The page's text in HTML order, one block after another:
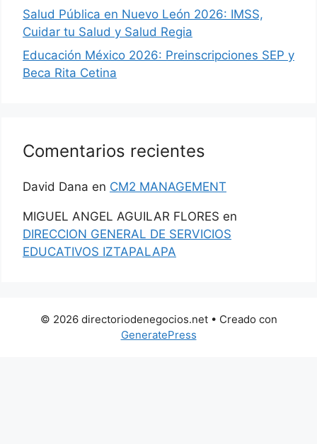
Salud Pública en Nuevo León 2026: IMSS,
Cuidar tu Salud y Salud Regia
Educación México 2026: Preinscripciones SEP y
Beca Rita Cetina
Comentarios recientes
David Dana en CM2 MANAGEMENT
MIGUEL ANGEL AGUILAR FLORES en
DIRECCION GENERAL DE SERVICIOS
EDUCATIVOS IZTAPALAPA
© 2026 directoriodenegocios.net• Creado con
GeneratePress